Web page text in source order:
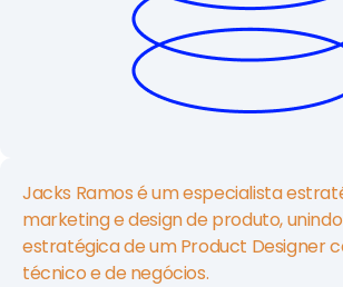
Jacks Ramos é um especialista
marketing e design de produto,
estratégica de um Product Designer
técnico e de negócios.